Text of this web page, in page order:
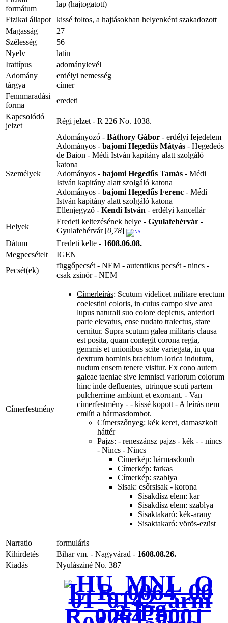
formátum
lap (hajtogatott)
Fizikai állapot
kissé foltos, a hajtásokban helyenként szakadozott
Magasság
27
Szélesség
56
Nyelv
latin
Irattípus
adománylevél
Adomány
tárgya
erdélyi nemesség
címer
Fennmaradási
forma
eredeti
Kapcsolódó
jelzet
Régi jelzet - R 226 No. 1038.
Személyek
Adományozó - Báthory Gábor - erdélyi fejedelem
Adományos - bajomi Hegedűs Mátyás - Hegedeös
de Baion - Médi István kapitány alatt szolgáló
katona
Adományos - bajomi Hegedűs Tamás - Médi
István kapitány alatt szolgáló katona
Adományos - bajomi Hegedűs Ferenc - Médi
István kapitány alatt szolgáló katona
Ellenjegyző - Kendi István - erdélyi kancellár
Helyek
Eredeti keltezésének helye - Gyulafehérvár -
Gyulafehérvár [0,78]
Dátum
Eredeti kelte - 1608.06.08.
Megpecsételt
IGEN
Pecsét(ek)
függőpecsét - NEM - autentikus pecsét - nincs -
csak zsinór - NEM
Címerfestmény
Címerleírás: Scutum videlicet militare erectum
coelestini coloris, in cuius campo sive area
lupus naturali suo colore depictus, anteriori
parte elevatus, ense nudato traiectus, stare
cernitur. Supra scutum galea militaris clausa
est posita, quam contegit corona regia,
gemmis et unionibus scite variegata, in qua
dextrum hominis brachium lorica indutum,
nudum ensem tenere visitur. Ex cono autem
galeae taeniae sive lemnisci variorum colorum
hinc inde defluentes, utrinque scuti partem
pulcherrime ambiunt et exornant. - Van
címerfestmény - - kissé kopott - A leírás nem
említi a hármasdombot.
Címerszőnyeg: kék keret, damaszkolt
háttér
Pajzs: - reneszánsz pajzs - kék - - nincs
- Nincs - Nincs
Címerkép: hármasdomb
Címerkép: farkas
Címerkép: szablya
Sisak: csőrsisak - korona
Sisakdísz elem: kar
Sisakdísz elem: szablya
Sisaktakaró: kék-arany
Sisaktakaró: vörös-ezüst
Narratio
formuláris
Kihirdetés
Bihar vm. - Nagyvárad - 1608.08.26.
Kiadás
Nyulásziné No. 387
R_0064_0001_